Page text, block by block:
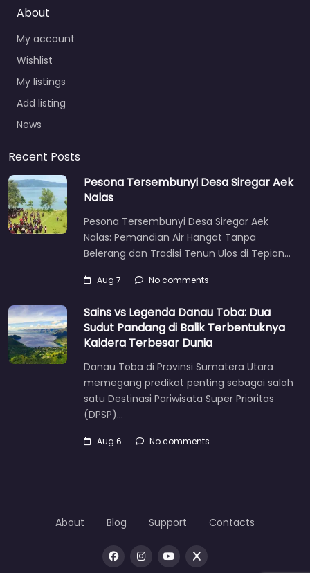
About
My account
Wishlist
My listings
Add listing
News
Recent Posts
Pesona Tersembunyi Desa Siregar Aek
Nalas
Pesona Tersembunyi Desa Siregar Aek
Nalas: Pemandian Air Hangat Tanpa
Belerang dan Tradisi Tenun Ulos di Tepian…
Aug 7 No comments
Sains vs Legenda Danau Toba: Dua
Sudut Pandang di Balik Terbentuknya
Kaldera Terbesar Dunia
Danau Toba di Provinsi Sumatera Utara
memegang predikat penting sebagai salah
satu Destinasi Pariwisata Super Prioritas
(DPSP)…
Aug 6 No comments
About Blog Support Contacts